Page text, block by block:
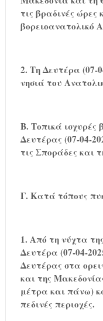
τις βραδινές ώρες
βορειοανατολικό
2. Τη Δευτέρα (07-
νησιά του
Β. Τοπικά ισχυρές
Δευτέρας (07-04-
τις Σποράδες και
Γ. Κατά τόπους
1. Από τη νύχτα
Δευτέρα (07-04-
Δευτέρας στα
και της
μέτρα και πάνω)
πεδινές περιοχές.